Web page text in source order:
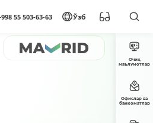
55 503-63-63 Ўзб
Очиқ
маълумотлар
Офислар ва
банкоматлар